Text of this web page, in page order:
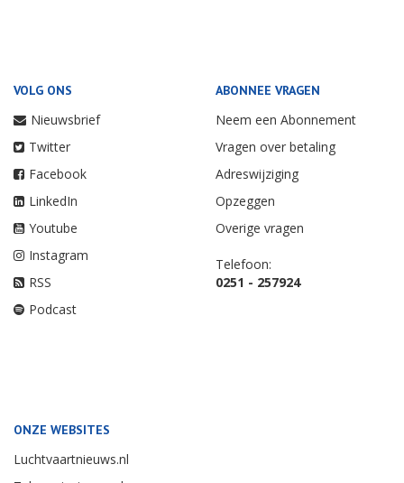
VOLG ONS
Nieuwsbrief
Twitter
Facebook
LinkedIn
Youtube
Instagram
RSS
Podcast
ABONNEE VRAGEN
Neem een Abonnement
Vragen over betaling
Adreswijziging
Opzeggen
Overige vragen
Telefoon:
0251 - 257924
ONZE WEBSITES
Luchtvaartnieuws.nl